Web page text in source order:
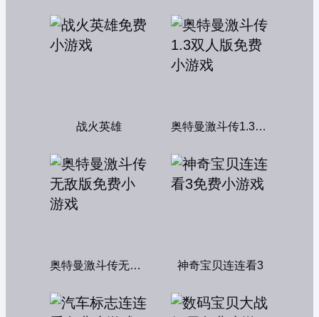
战火英雄 奥特曼激斗传1.3双人版
奥特曼激斗传无敌版 神奇宝贝连连看3